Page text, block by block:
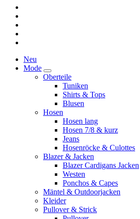
Neu
Mode
Oberteile
Tuniken
Shirts & Tops
Blusen
Hosen
Hosen lang
Hosen 7/8 & kurz
Jeans
Hosenröcke & Culottes
Blazer & Jacken
Blazer Cardigans Jacken
Westen
Ponchos & Capes
Mäntel & Outdoorjacken
Kleider
Pullover & Strick